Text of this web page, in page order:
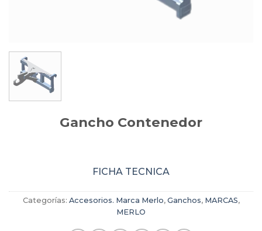
Gancho Contenedor
FICHA TECNICA
Categorías: Accesorios. Marca Merlo, Ganchos, MARCAS,
MERLO